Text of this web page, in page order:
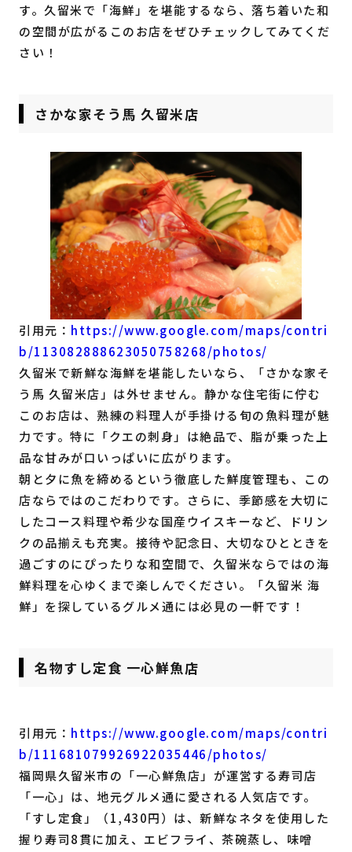
す。久留米で「海鮮」を堪能するなら、落ち着いた和
の空間が広がるこのお店をぜひチェックしてみてくだ
さい！
さかな家そう馬 久留米店
引用元： https://www.google.com/maps/contri
b/113082888623050758268/photos/
久留米で新鮮な海鮮を堪能したいなら、「さかな家そ
う馬 久留米店」は外せません。静かな住宅街に佇む
このお店は、熟練の料理人が手掛ける旬の魚料理が魅
力です。特に「クエの刺身」は絶品で、脂が乗った上
品な甘みが口いっぱいに広がります。
朝と夕に魚を締めるという徹底した鮮度管理も、この
店ならではのこだわりです。さらに、季節感を大切に
したコース料理や希少な国産ウイスキーなど、ドリン
クの品揃えも充実。接待や記念日、大切なひとときを
過ごすのにぴったりな和空間で、久留米ならではの海
鮮料理を心ゆくまで楽しんでください。「久留米 海
鮮」を探しているグルメ通には必見の一軒です！
名物すし定食 一心鮮魚店
引用元： https://www.google.com/maps/contri
b/111681079926922035446/photos/
福岡県久留米市の「一心鮮魚店」が運営する寿司店
「一心」は、地元グルメ通に愛される人気店です。
「すし定食」（1,430円）は、新鮮なネタを使用した
握り寿司8貫に加え、エビフライ、茶碗蒸し、味噌